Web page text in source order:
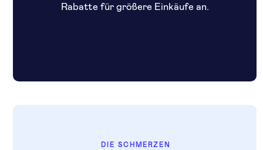
Rabatte für größere Einkäufe an.
DIE SCHMERZEN